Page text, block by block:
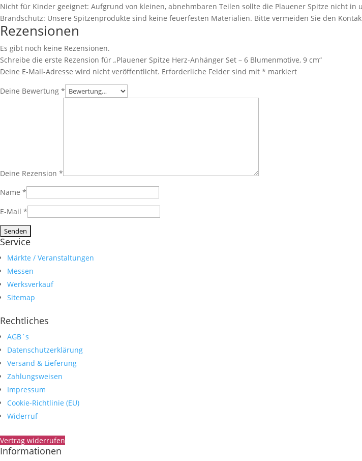
Nicht für Kinder geeignet: Aufgrund von kleinen, abnehmbaren Teilen sollte die Plauener Spitze nicht
Brandschutz: Unsere Spitzenprodukte sind keine feuerfesten Materialien. Bitte vermeiden Sie den
Rezensionen
Es gibt noch keine Rezensionen.
Schreibe die erste Rezension für „Plauener Spitze Herz-Anhänger Set – 6 Blumenmotive, 9 cm“
Deine E-Mail-Adresse wird nicht veröffentlicht. Erforderliche Felder sind mit * markiert
Deine Bewertung *
Deine Rezension *
Name *
E-Mail *
Service
Märkte / Veranstaltungen
Messen
Werksverkauf
Sitemap
Rechtliches
AGB´s
Datenschutzerklärung
Versand & Lieferung
Zahlungsweisen
Impressum
Cookie-Richtlinie (EU)
Widerruf
Vertrag widerrufen
Informationen